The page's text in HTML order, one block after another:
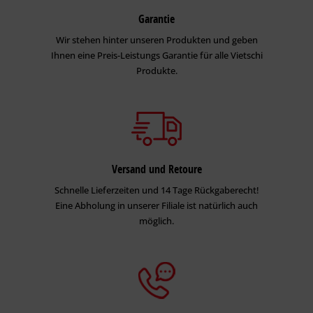
und Lack­beschich­tungen anrauen. Ein Grundanstrich mit
Nicht tragfähige Beschichtungen:Nicht tragfähige Lack- und
Dispersions­farben- oder Kunstharzputz-Beschichtungen
sandenden bzw. saugen­den Flächen ein Grundanstrich
mit CapaSol RapiGrund. Nicht tragfähige Mineralfarben-
entstauben. Ein Grundanstrich mit Dupa-Putzfestiger.
Leimfarbenanstriche:Grundrein abwaschen. Ein
Grundanstrich mit Dupa-Putzfestiger.
Nicht festhaftende Tapeten:Restlos entfernen. Kleister und
Makulatur­reste abwaschen. Grundanstrich mit Dupa-
Garantie
Wir stehen hinter unseren Produkten und geben
Ihnen eine Preis-Leistungs Garantie für alle Vietschi
Produkte.
Versand und Retoure
Schnelle Lieferzeiten und 14 Tage Rückgaberecht!
Eine Abholung in unserer Filiale ist natürlich auch
möglich.